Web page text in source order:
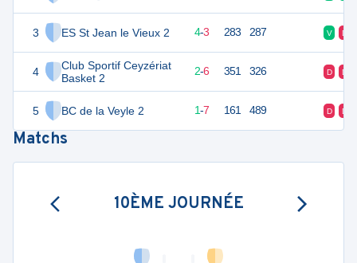
3 ES St Jean le Vieux 2
4
Club Sportif Ceyzériat
Basket 2
5 BC de la Veyle 2
11 8 4-3 283 287 V D
10 8 2-6 351 326 D D
9 1-7 161 489 D D
Matchs
10ÈME JOURNÉE